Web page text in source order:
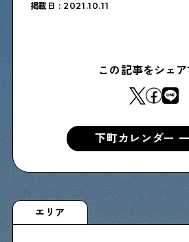
下町日記
下町ならではの家みた
掲載日 : 2021.10.11
この記事をシェア
下町カレンダー
エリア